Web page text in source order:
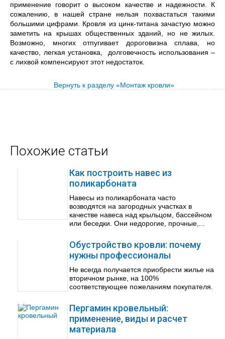
применение говорит о высоком качестве и надежности. К
сожалению, в нашей стране нельзя похвастаться такими
большими цифрами. Кровля из цинк-титана зачастую можно
заметить на крышах общественных зданий, но не жилых.
Возможно, многих отпугивает дороговизна сплава, но
качество, легкая установка, долговечность использования –
с лихвой компенсируют этот недостаток.
Вернуть к разделу «Монтаж кровли»
Похожие статьи
Как построить навес из
поликарбоната
Навесы из поликарбоната часто
возводятся на загородных участках в
качестве навеса над крыльцом, бассейном
или беседки. Они недорогие, прочные,...
Обустройство кровли: почему
нужны профессионалы
Не всегда получается приобрести жилье на
вторичном рынке, на 100%
соответствующее пожеланиям покупателя.
Пергамин кровельный:
применение, виды и расчет
материала